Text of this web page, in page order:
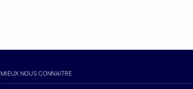
MIEUX NOUS CONNAITRE